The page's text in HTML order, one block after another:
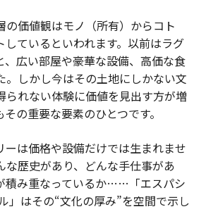
の価値観はモノ（所有）からコト
しているといわれます。以前はラグ
、広い部屋や豪華な設備、高価な食
。しかし今はその土地にしかない文
られない体験に価値を見出す方が増
の重要な要素のひとつです。
ーは価格や設備だけでは生まれませ
な歴史があり、どんな手仕事があ
積み重なっているか……「エスパシ
」はその“文化の厚み”を空間で示し